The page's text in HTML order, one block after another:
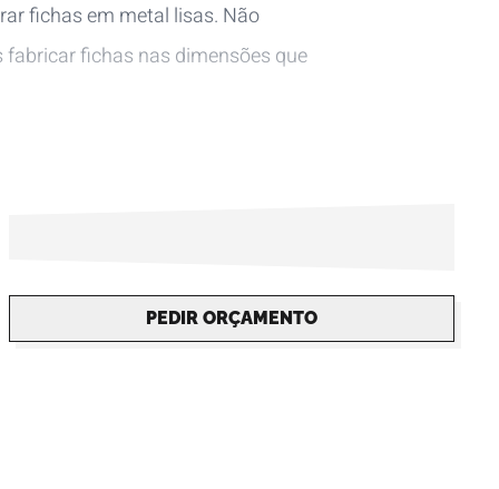
fichas em metal lisas. Não
fichas nas dimensões que
PEDIR ORÇAMENTO